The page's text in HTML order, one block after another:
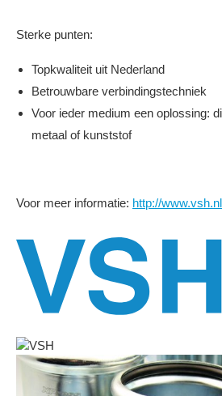
Sterke punten:
Topkwaliteit uit Nederland
Betrouwbare verbindingstechniek
Voor ieder medium een oplossing:
metaal of kunststof
Voor meer informatie: http://www.vsh.nl